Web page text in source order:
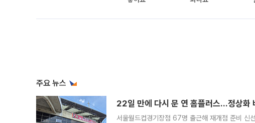
주요 뉴스
22일 만에 다시 문 연 홈플러스…정상화
서울월드컵경기장점 67명 출근해 재개점 준비